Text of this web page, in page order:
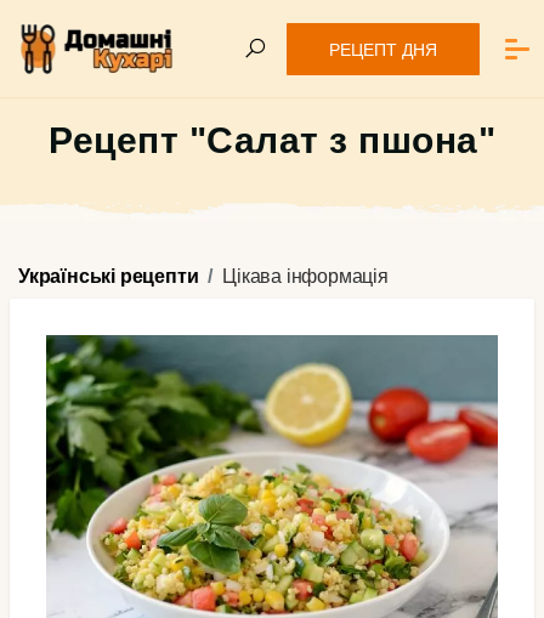
РЕЦЕПТ ДНЯ
Рецепт "Салат з пшона"
Українські рецепти Цікава інформація